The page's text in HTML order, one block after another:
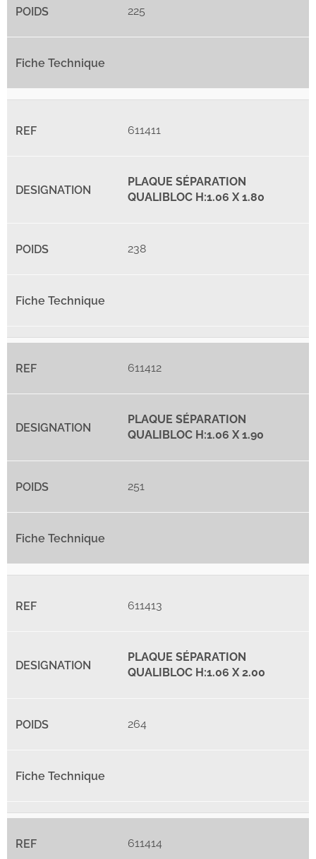
225
611411
PLAQUE SÉPARATION
QUALIBLOC H:1.06 X 1.80
238
611412
PLAQUE SÉPARATION
QUALIBLOC H:1.06 X 1.90
251
611413
PLAQUE SÉPARATION
QUALIBLOC H:1.06 X 2.00
264
611414